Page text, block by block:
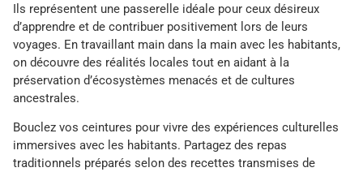
Ils représentent une passerelle idéale pour ceux désireux
d’apprendre et de contribuer positivement lors de leurs
voyages. En travaillant main dans la main avec les habitants,
on découvre des réalités locales tout en aidant à la
préservation d’écosystèmes menacés et de cultures
ancestrales.
Bouclez vos ceintures pour vivre des expériences culturelles
immersives avec les habitants. Partagez des repas
traditionnels préparés selon des recettes transmises de